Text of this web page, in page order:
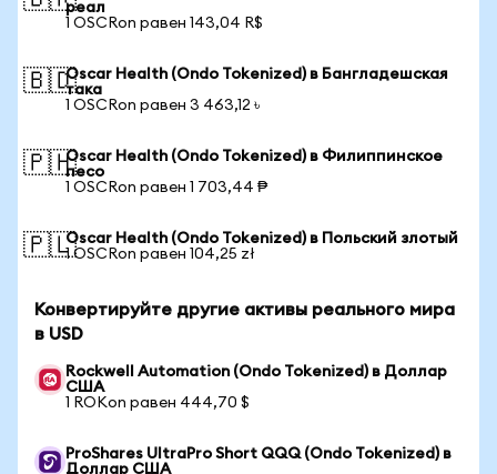
реал
1 OSCRon равен 143,04 R$
🇧🇩Oscar Health (Ondo Tokenized) в Бангладешская
така
1 OSCRon равен 3 463,12 ৳
🇵🇭Oscar Health (Ondo Tokenized) в Филиппинское
песо
1 OSCRon равен 1 703,44 ₱
🇵🇱Oscar Health (Ondo Tokenized) в Польский злотый
1 OSCRon равен 104,25 zł
Конвертируйте другие активы реального мира
в USD
Rockwell Automation (Ondo Tokenized) в Доллар
США
1 ROKon равен 444,70 $
ProShares UltraPro Short QQQ (Ondo Tokenized) в
Доллар США